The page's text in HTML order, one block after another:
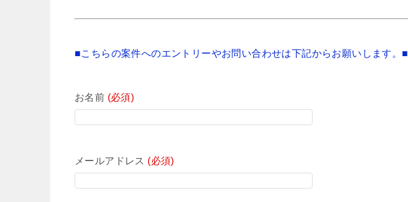
■こちらの案件へのエントリーやお問い合わせは下記からお願いします。■
お名前 (必須)
メールアドレス (必須)